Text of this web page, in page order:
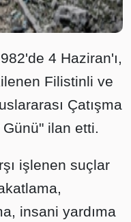
4 Haziran'ı,
Filistinli ve
Çatışma
ilan etti.
işlenen suçlar
insani yardıma